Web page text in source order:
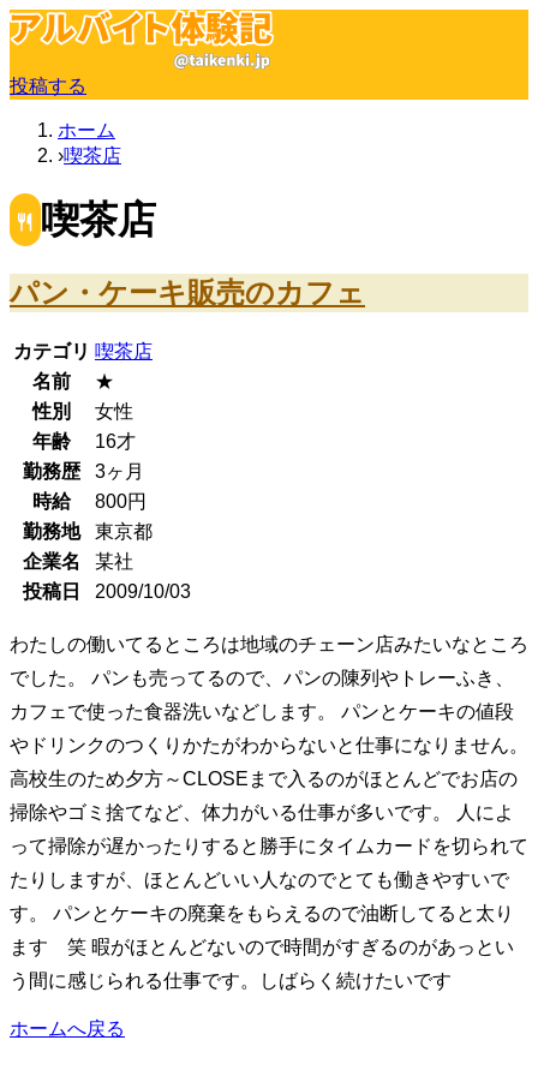
投稿する
ホーム
喫茶店
喫茶店
パン・ケーキ販売のカフェ
カテゴリ 喫茶店
名前
★
性別
女性
年齢
16才
勤務歴
3ヶ月
時給
800円
勤務地
東京都
企業名
某社
投稿日
2009/10/03
わたしの働いてるところは地域のチェーン店みたいなところ
でした。 パンも売ってるので、パンの陳列やトレーふき、
カフェで使った食器洗いなどします。 パンとケーキの値段
やドリンクのつくりかたがわからないと仕事になりません。
高校生のため夕方～CLOSEまで入るのがほとんどでお店の
掃除やゴミ捨てなど、体力がいる仕事が多いです。 人によ
って掃除が遅かったりすると勝手にタイムカードを切られて
たりしますが、ほとんどいい人なのでとても働きやすいで
す。 パンとケーキの廃棄をもらえるので油断してると太り
ます 笑 暇がほとんどないので時間がすぎるのがあっとい
う間に感じられる仕事です。しばらく続けたいです
ホームへ戻る